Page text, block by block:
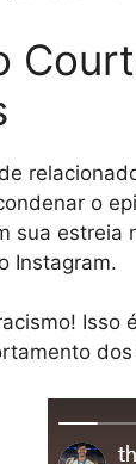
o
sua estreia
Instagram.
Isso